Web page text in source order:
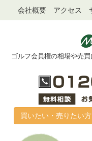
会社概要 アクセス
ゴルフ会員権の相場や売
買いたい・売りたい方